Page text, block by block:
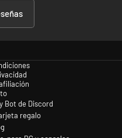
Bot de Discord
regalo